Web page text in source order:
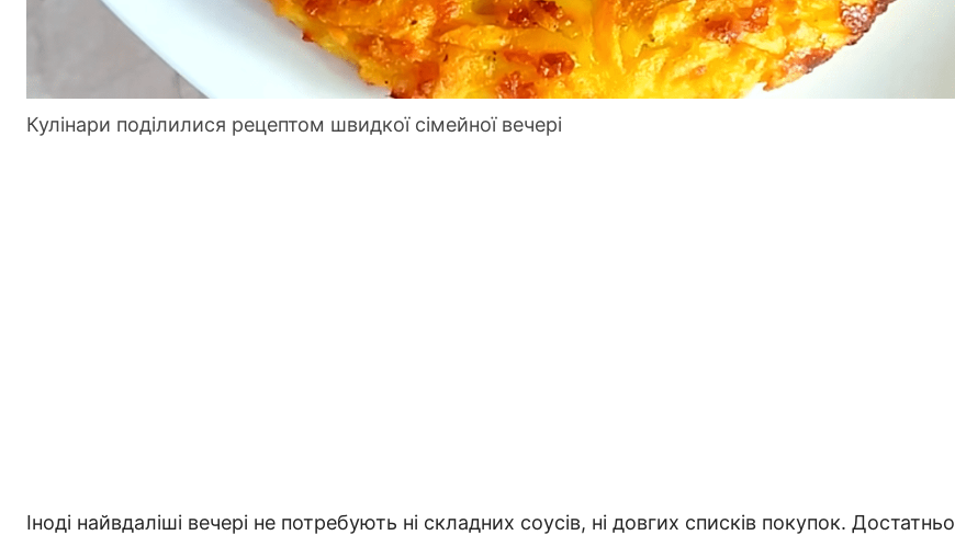
Кулінари поділилися рецептом швидкої сімейної вечері
Іноді найвдаліші вечері не потребують ні складних соусів, ні довгих списків покупок. Достатньо